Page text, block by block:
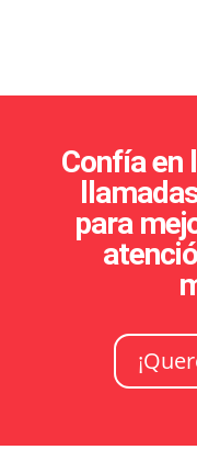
Confía en
para